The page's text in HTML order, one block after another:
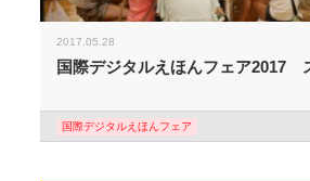
2017.05.28
国際デジタルえほんフェア2017
国際デジタルえほんフェア